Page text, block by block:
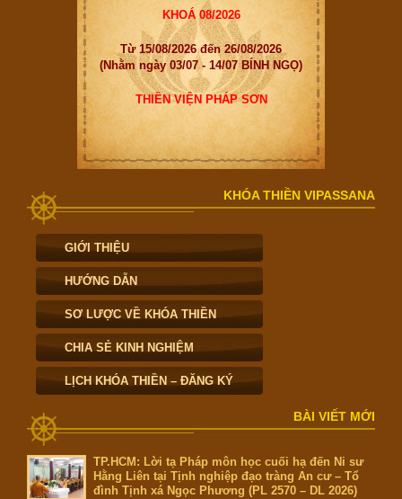
KHOÁ 08/2026
Từ 15/08/2026 đến 26/08/2026
(Nhằm ngày 03/07 - 14/07 BÍNH NGỌ)
THIỀN VIỆN PHÁP SƠN
KHÓA THIỀN VIPASSANA
GIỚI THIỆU
HƯỚNG DẪN
SƠ LƯỢC VỀ KHÓA THIỀN
CHIA SẺ KINH NGHIỆM
LỊCH KHÓA THIỀN – ĐĂNG KÝ
BÀI VIẾT MỚI
TP.HCM: Lời tạ Pháp môn học cuối hạ đến Ni sư
Hằng Liên tại Tịnh nghiệp đạo tràng An cư – Tổ
đình Tịnh xá Ngọc Phương (PL 2570 – DL 2026)